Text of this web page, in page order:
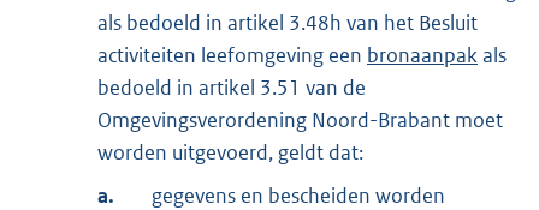
als bedoeld in artikel 3.48h van het Besluit
activiteiten leefomgeving een bronaanpakals
bedoeld in artikel 3.51 van de
Omgevingsverordening Noord-Brabant moet
worden uitgevoerd, geldt dat:
a.
gegevens en bescheiden worden